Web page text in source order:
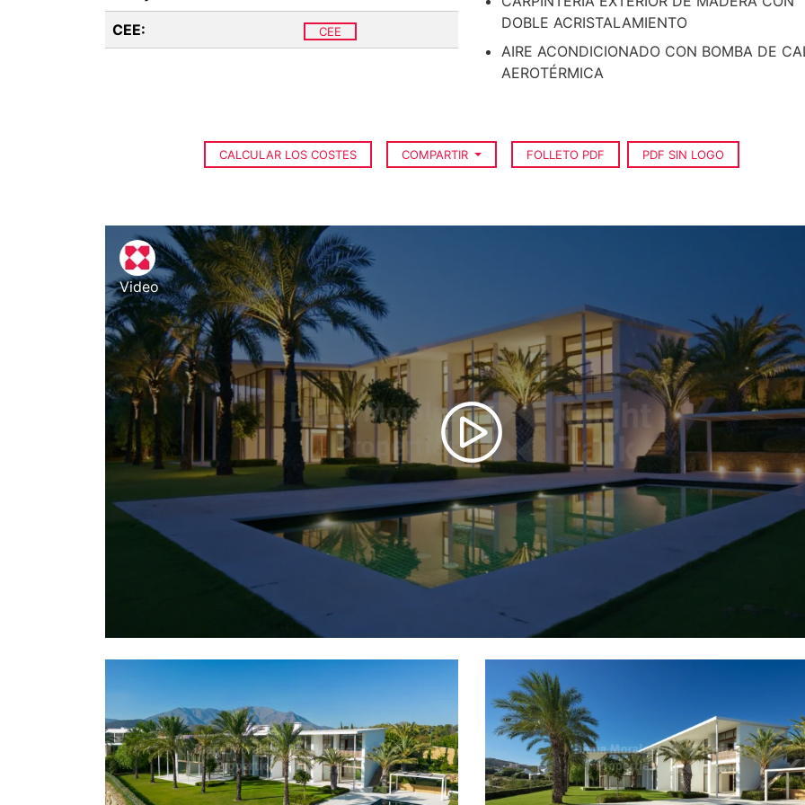
CEE: CEE
DOBLE ACRISTALAMIENTO
AIRE ACONDICIONADO CON BOMBA DE
AEROTÉRMICA
CALCULAR LOS COSTES COMPARTIR FOLLETO PDF PDF SIN LOGO
Video